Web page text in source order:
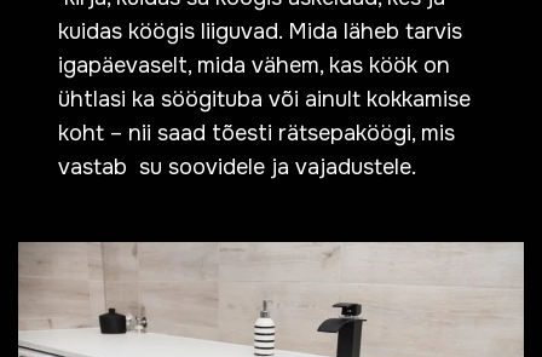
kuidas köögis liiguvad. Mida läheb tarvis
igapäevaselt, mida vähem, kas köök on
ühtlasi ka söögituba või ainult kokkamise
koht – nii saad tõesti rätsepaköögi, mis
vastab su soovidele ja vajadustele.